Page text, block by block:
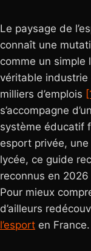
Le paysage de
connaît une
comme un simple
véritable industrie
milliers d’emplois
s’accompagne
système éducatif
esport privée,
lycée, ce guide
reconnus en
Pour mieux
d’ailleurs
l’esport en France.